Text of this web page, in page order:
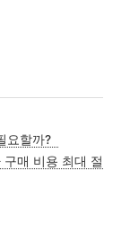
요할까?
매 비용 최대 절